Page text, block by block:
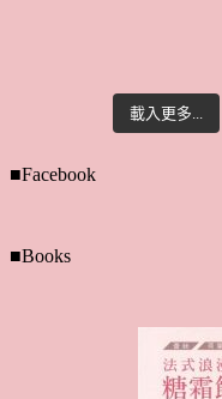
載入更多...
■Facebook
■Books